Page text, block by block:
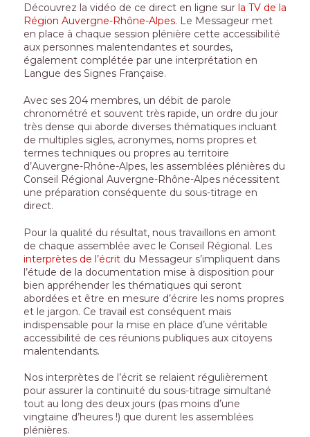
Découvrez la vidéo de ce direct en ligne sur la TV de la
Région Auvergne-Rhône-Alpes. Le Messageur met
en place à chaque session plénière cette accessibilité
aux personnes malentendantes et sourdes,
également complétée par une interprétation en
Langue des Signes Française.
Avec ses 204 membres, un débit de parole
chronométré et souvent très rapide, un ordre du jour
très dense qui aborde diverses thématiques incluant
de multiples sigles, acronymes, noms propres et
termes techniques ou propres au territoire
d’Auvergne-Rhône-Alpes, les assemblées plénières du
Conseil Régional Auvergne-Rhône-Alpes nécessitent
une préparation conséquente du sous-titrage en
direct.
Pour la qualité du résultat, nous travaillons en amont
de chaque assemblée avec le Conseil Régional. Les
interprètes de l’écritdu Messageur s’impliquent dans
l’étude de la documentation mise à disposition pour
bien appréhender les thématiques qui seront
abordées et être en mesure d’écrire les noms propres
et le jargon. Ce travail est conséquent mais
indispensable pour la mise en place d’une véritable
accessibilité de ces réunions publiques aux citoyens
malentendants.
Nos interprètes de l’écrit se relaient régulièrement
pour assurer la continuité du sous-titrage simultané
tout au long des deux jours (pas moins d’une
vingtaine d’heures !) que durent les assemblées
plénières.